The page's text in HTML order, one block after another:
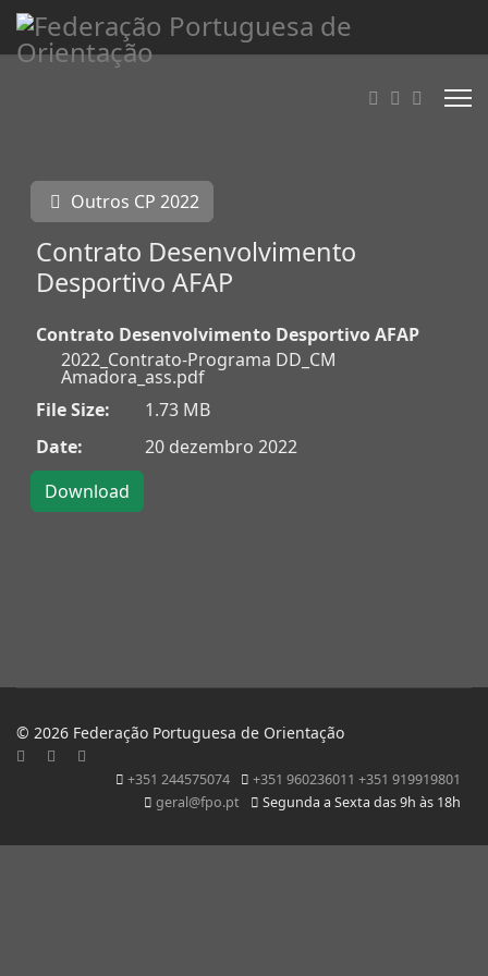
Outros CP 2022
Contrato Desenvolvimento
Desportivo AFAP
Contrato Desenvolvimento Desportivo AFAP
2022_Contrato-Programa DD_CM
Amadora_ass.pdf
File Size:
1.73 MB
Date:
20 dezembro 2022
© 2026 Federação Portuguesa de Orientação
+351 244575074
+351 960236011 +351 919919801
geral@fpo.pt
Segunda a Sexta das 9h às 18h